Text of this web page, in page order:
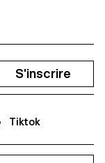
S'inscrire
Tiktok